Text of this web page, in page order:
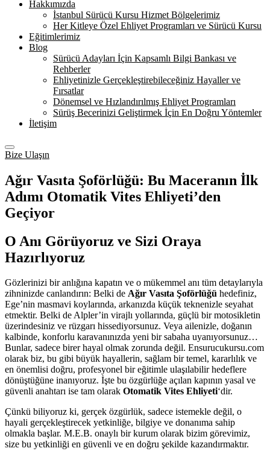
Hakkımızda
İstanbul Sürücü Kursu Hizmet Bölgelerimiz
Her Kitleye Özel Ehliyet Programları ve Sürücü Kursu
Eğitimlerimiz
Blog
Sürücü Adayları İçin Kapsamlı Bilgi Bankası ve
Rehberler
Ehliyetinizle Gerçekleştirebileceğiniz Hayaller ve
Fırsatlar
Dönemsel ve Hızlandırılmış Ehliyet Programları
Sürüş Becerinizi Geliştirmek İçin En Doğru Yöntemler
İletişim
Bize Ulaşın
Ağır Vasıta Şoförlüğü: Bu Maceranın İlk
Adımı Otomatik Vites Ehliyeti’den
Geçiyor
O Anı Görüyoruz ve Sizi Oraya
Hazırlıyoruz
Gözlerinizi bir anlığına kapatın ve o mükemmel anı tüm detaylarıyla
zihninizde canlandırın: Belki de Ağır Vasıta Şoförlüğü hedefiniz,
Ege’nin masmavi koylarında, arkanızda küçük teknenizle seyahat
etmektir. Belki de Alpler’in virajlı yollarında, güçlü bir motosikletin
üzerindesiniz ve rüzgarı hissediyorsunuz. Veya ailenizle, doğanın
kalbinde, konforlu karavanınızda yeni bir sabaha uyanıyorsunuz…
Bunlar, sadece birer hayal olmak zorunda değil. Ensurucukursu.com
olarak biz, bu gibi büyük hayallerin, sağlam bir temel, kararlılık ve
en önemlisi doğru, profesyonel bir eğitimle ulaşılabilir hedeflere
dönüştüğüne inanıyoruz. İşte bu özgürlüğe açılan kapının yasal ve
güvenli anahtarı ise tam olarak Otomatik Vites Ehliyeti‘dir.
Çünkü biliyoruz ki, gerçek özgürlük, sadece istemekle değil, o
hayali gerçekleştirecek yetkinliğe, bilgiye ve donanıma sahip
olmakla başlar. M.E.B. onaylı bir kurum olarak bizim görevimiz,
size bu yetkinliği en güvenli ve en doğru şekilde kazandırmaktır.